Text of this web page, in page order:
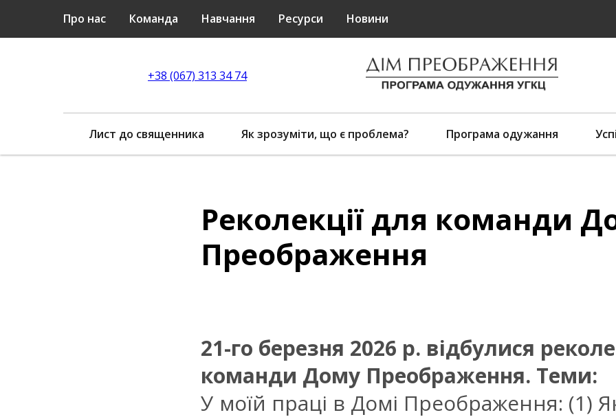
Про нас Команда Навчання Ресурси Новини
+38 (067) 313 34 74
Лист до священника Як зрозуміти, що є проблема? Програма одужання
Реколекції для команди
Преображення
21-го березня 2026 р. відбулися
команди Дому Преображення. Теми:
У моїй праці в Домі Преображення: (1)